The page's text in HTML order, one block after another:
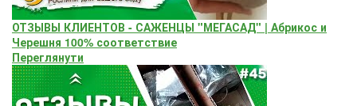
ОТЗЫВЫ КЛИЕНТОВ - САЖЕНЦЫ "МЕГАСАД" | Абрикос и
Черешня 100% соответствие
Переглянути